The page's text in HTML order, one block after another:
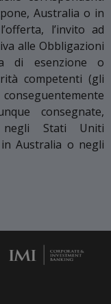
Australia o in
l’invito ad
alle Obbligazioni
di esenzione o
competenti (gli
consegnate,
negli Stati Uniti
in Australia o negli